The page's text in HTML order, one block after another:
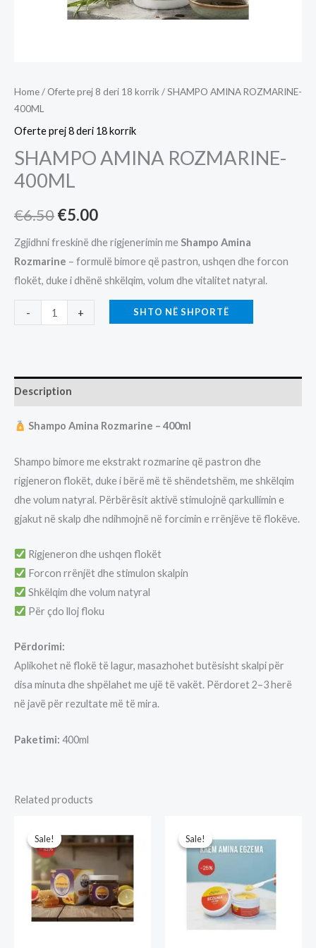
Home/ Oferte prej 8 deri 18 korrik / SHAMPO AMINA ROZMARINE-
400ML
Oferte prej 8 deri 18 korrik
SHAMPO AMINA ROZMARINE-
400ML
€6.50Original
price
was:
€6.50.
€5.00Current
price
is:
€5.00.
Zgjidhni freskinë dhe rigjenerimin meShampo Amina
Rozmarine – formulë bimore që pastron, ushqen dhe forcon
flokët, duke i dhënë shkëlqim, volum dhe vitalitet natyral.
-
SHAMPO
AMINA
quantity
+ SHTO NË SHPORTË
Description
Shampo Amina Rozmarine – 400ml
Shampo bimore me ekstrakt rozmarine që pastron dhe
rigjeneron flokët, duke i bërë më të shëndetshëm, me shkëlqim
dhe volum natyral. Përbërësit aktivë stimulojnë qarkullimin e
gjakut në skalp dhe ndihmojnë në forcimin e rrënjëve të flokëve.
Rigjeneron dhe ushqen flokët
Forcon rrënjët dhe stimulon skalpin
Shkëlqim dhe volum natyral
Për çdo lloj floku
Përdorimi:
Aplikohet në flokë të lagur, masazhohet butësisht skalpi për
disa minuta dhe shpëlahet me ujë të vakët. Përdoret 2–3 herë
në javë për rezultate më të mira.
Paketimi: 400ml
Related products
Sale!
Sale! Sale!
Sale!